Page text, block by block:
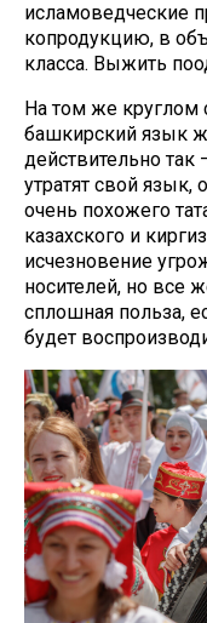
исламоведческие
копродукцию, в
класса. Выжить
На том же круглом
башкирский язык
действительно
утратят свой язык,
очень похожего
казахского и
исчезновение
носителей, но все
сплошная польза,
будет